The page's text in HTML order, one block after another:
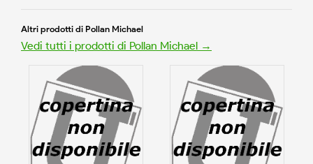
Altri prodotti di Pollan Michael
Vedi tutti i prodotti di Pollan Michael →